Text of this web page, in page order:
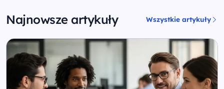
Najnowsze artykuły Wszystkie artykuły